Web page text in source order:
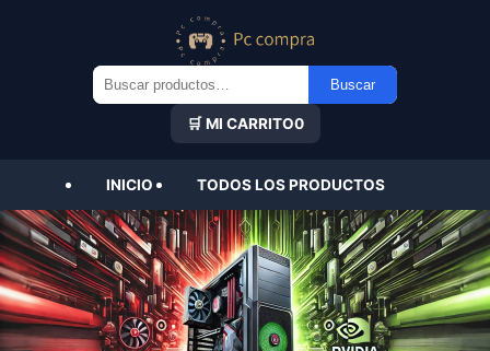
Buscar
por:
Buscar
🛒 MI CARRITO0
INICIO TODOS LOS PRODUCTOS